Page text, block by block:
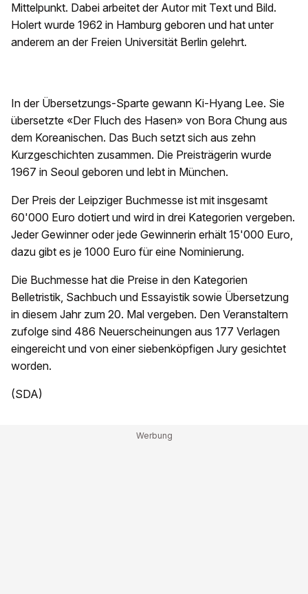
Mittelpunkt. Dabei arbeitet der Autor mit Text und Bild.
Holert wurde 1962 in Hamburg geboren und hat unter
anderem an der Freien Universität Berlin gelehrt.
In der Übersetzungs-Sparte gewann Ki-Hyang Lee. Sie
übersetzte «Der Fluch des Hasen» von Bora Chung aus
dem Koreanischen. Das Buch setzt sich aus zehn
Kurzgeschichten zusammen. Die Preisträgerin wurde
1967 in Seoul geboren und lebt in München.
Der Preis der Leipziger Buchmesse ist mit insgesamt
60'000 Euro dotiert und wird in drei Kategorien vergeben.
Jeder Gewinner oder jede Gewinnerin erhält 15'000 Euro,
dazu gibt es je 1000 Euro für eine Nominierung.
Die Buchmesse hat die Preise in den Kategorien
Belletristik, Sachbuch und Essayistik sowie Übersetzung
in diesem Jahr zum 20. Mal vergeben. Den Veranstaltern
zufolge sind 486 Neuerscheinungen aus 177 Verlagen
eingereicht und von einer siebenköpfigen Jury gesichtet
worden.
(SDA)